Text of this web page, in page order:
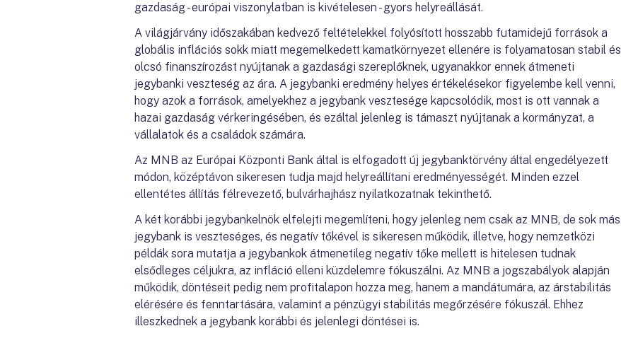
gazdaság - európai viszonylatban is kivételesen - gyors helyreállását.
A világjárvány időszakában kedvező feltételekkel folyósított hosszabb futamidejű források a
globális inflációs sokk miatt megemelkedett kamatkörnyezet ellenére is folyamatosan stabil és
olcsó finanszírozást nyújtanak a gazdasági szereplőknek, ugyanakkor ennek átmeneti
jegybanki veszteség az ára. A jegybanki eredmény helyes értékelésekor figyelembe kell venni,
hogy azok a források, amelyekhez a jegybank vesztesége kapcsolódik, most is ott vannak a
hazai gazdaság vérkeringésében, és ezáltal jelenleg is támaszt nyújtanak a kormányzat, a
vállalatok és a családok számára.
Az MNB az Európai Központi Bank által is elfogadott új jegybanktörvény által engedélyezett
módon, középtávon sikeresen tudja majd helyreállítani eredményességét. Minden ezzel
ellentétes állítás félrevezető, bulvárhajhász nyilatkozatnak tekinthető.
A két korábbi jegybankelnök elfelejti megemlíteni, hogy jelenleg nem csak az MNB, de sok más
jegybank is veszteséges, és negatív tőkével is sikeresen működik, illetve, hogy nemzetközi
példák sora mutatja a jegybankok átmenetileg negatív tőke mellett is hitelesen tudnak
elsődleges céljukra, az infláció elleni küzdelemre fókuszálni. Az MNB a jogszabályok alapján
működik, döntéseit pedig nem profitalapon hozza meg, hanem a mandátumára, az árstabilitás
elérésére és fenntartására, valamint a pénzügyi stabilitás megőrzésére fókuszál. Ehhez
illeszkednek a jegybank korábbi és jelenlegi döntései is.